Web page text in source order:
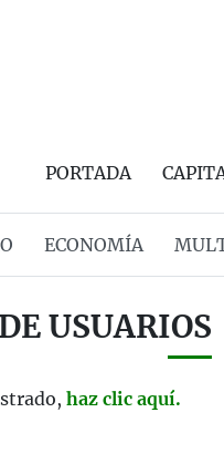
PORTADA
ECONOMÍA
USUARIOS
haz clic aquí.